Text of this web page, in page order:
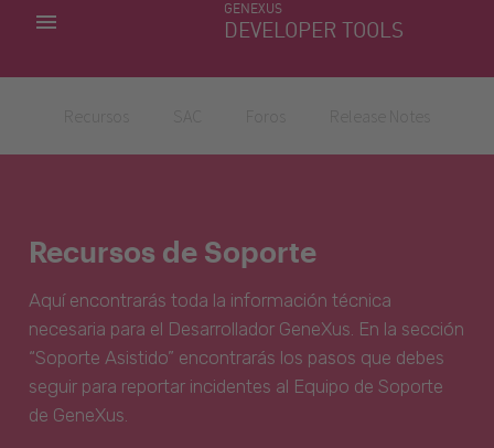
GENEXUS
DEVELOPER TOOLS
MIS APLICACIONES
Recursos de Soporte
Aquí encontrarás toda la información técnica
necesaria para el Desarrollador GeneXus. En la sección
“Soporte Asistido” encontrarás los pasos que debes
seguir para reportar incidentes al Equipo de Soporte
de GeneXus.